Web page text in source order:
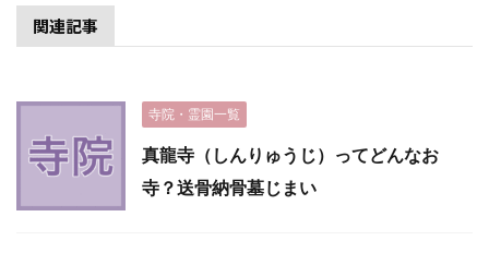
関連記事
寺院・霊園一覧
真龍寺（しんりゅうじ）ってどんなお
寺？送骨納骨墓じまい